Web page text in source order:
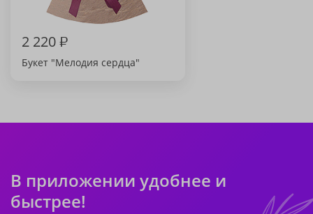
2 220₽
Букет "Мелодия сердца"
В приложении удобнее и
быстрее!